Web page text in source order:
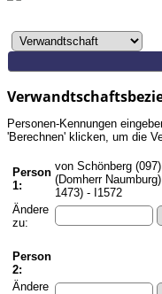
Personen-Kennungen
'Berechnen' klicken, um die
Person
1:
von Schönberg
(Domherr
1473) - I1572
Ändere
zu:
Person
2:
Ändere